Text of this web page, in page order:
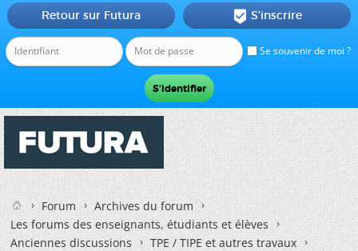
Se souvenir de moi ?
Retour sur Futura  S'inscrire
Forum
Archives du forum
Les forums des enseignants, étudiants et élèves
Anciennes discussions
TPE / TIPE et autres travaux